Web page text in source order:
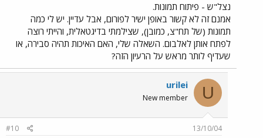
נצל"ש - פיתוח תמונות.
אמנם זה לא קשור באופן ישיר לפורום, אבל עדיין. יש לי כמה
תמונות (של תח"צ, כמובן), שצילמתי בדיגטאלית, והייתי רוצה
לפתח אותן לאלבום. השאלה שלי, האם האיכות תהיה סבירה, או
שעדיף לותר מראש על הרעיון הזה?
U
urilei
New member
13/10/04
#10